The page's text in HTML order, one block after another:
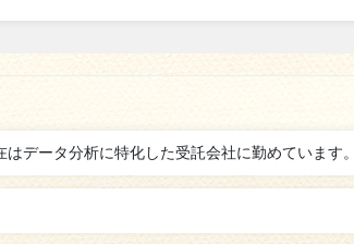
データ分析に特化した受託会社に勤めています。